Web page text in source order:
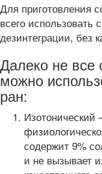
Для приготовления
всего использовать
дезинтеграции, без
Далеко не все
можно
ран:
содержит 9%
и не вызывает